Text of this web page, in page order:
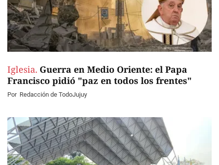
Iglesia. Guerra en Medio Oriente: el Papa
Francisco pidió "paz en todos los frentes"
Por Redacción de TodoJujuy